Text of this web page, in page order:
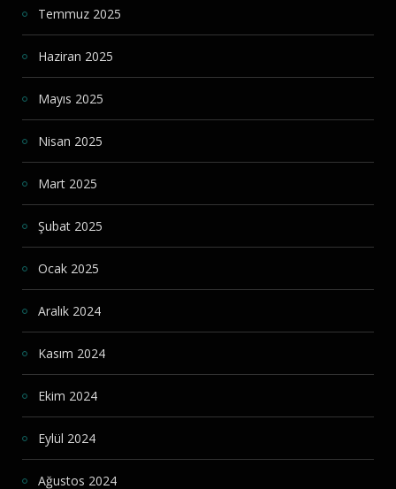
Temmuz 2025
Haziran 2025
Mayıs 2025
Nisan 2025
Mart 2025
Şubat 2025
Ocak 2025
Aralık 2024
Kasım 2024
Ekim 2024
Eylül 2024
Ağustos 2024